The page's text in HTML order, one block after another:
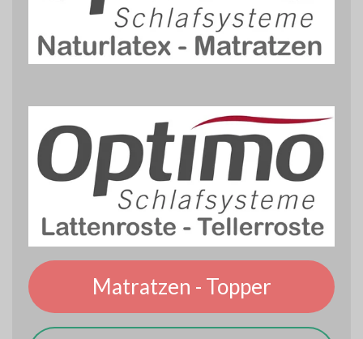
Matratzen - Topper